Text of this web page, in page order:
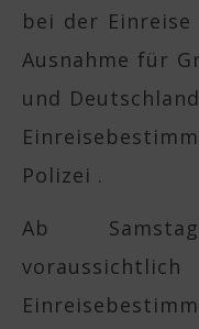
bei der Einreise
Ausnahme für
und
Polizei .
Ab